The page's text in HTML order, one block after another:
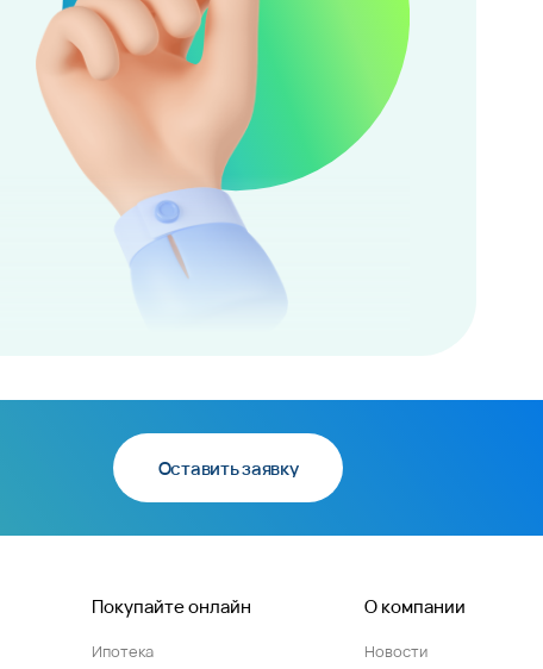
Оставить заявку
Покупайте онлайн
Ипотека
О компании
Новости